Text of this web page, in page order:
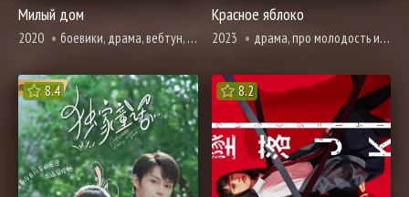
Милый дом
2020 боевики, драма, вебтун, ужасы, фантастика, про школу и школьников
Красное яблоко
2023 драма, про молодость и любовь, романтика, про школу и школьников
8.4 8.2